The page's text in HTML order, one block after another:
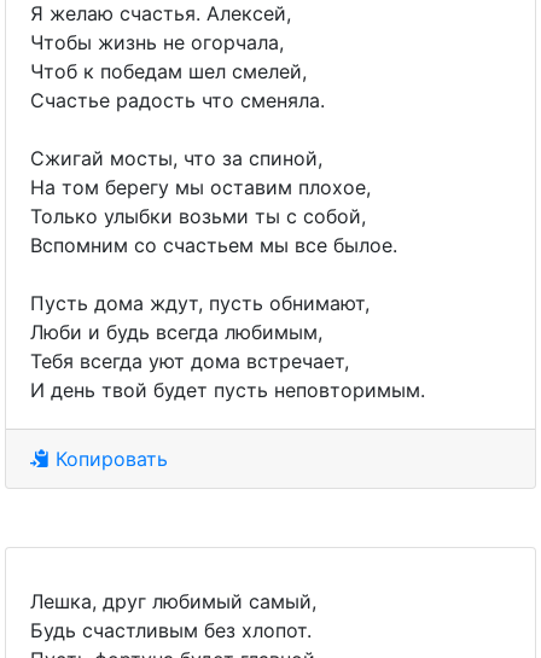
Я желаю счастья. Алексей,
Чтобы жизнь не огорчала,
Чтоб к победам шел смелей,
Счастье радость что сменяла.
Сжигай мосты, что за спиной,
На том берегу мы оставим плохое,
Только улыбки возьми ты с собой,
Вспомним со счастьем мы все былое.
Пусть дома ждут, пусть обнимают,
Люби и будь всегда любимым,
Тебя всегда уют дома встречает,
И день твой будет пусть неповторимым.
Копировать
Лешка, друг любимый самый,
Будь счастливым без хлопот.